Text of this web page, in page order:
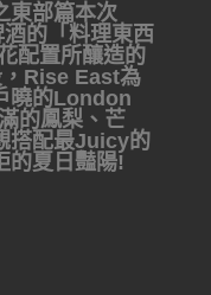
東部篇本次
酒的「料理東西
配置所釀造的
Rise East為
曉的London
的鳳梨、芒
搭配最Juicy的
的夏日豔陽!